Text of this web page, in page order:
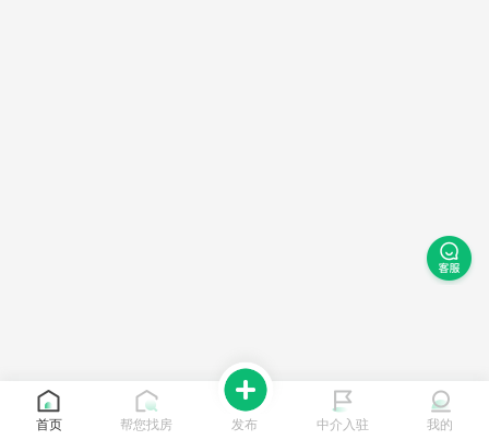
首页 帮您找房 发布 中介入驻 我的